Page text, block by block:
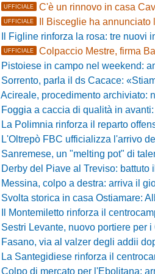
UFFICIALE C'è un rinnovo in casa
UFFICIALE Il Bisceglie ha
Il Figline rinforza la rosa: tre nuovi
UFFICIALE Colpaccio Mestre, firma
Pistoiese in campo nel weekend: amichevole contro lo
Sorrento, parla il ds Cacace: «Stiamo
Acireale, procedimento archiviato:
Foggia a caccia di qualità in avanti: c'è
La Polimnia rinforza il reparto
L'Oltrepò FBC ufficializza l'arrivo
Sanremese, un "melting pot" di
Derby del Piave al Treviso: battuto il
Messina, colpo a destra: arriva il
Svolta storica in casa Ostiamare: Alberto De
Il Montemiletto rinforza il
Sestri Levante, nuovo portiere per i
Fasano, via al valzer degli addii dopo l'esclusione
La Santegidiese rinforza il centrocampo:
Colpo di mercato per l'Ebolitana: arriva